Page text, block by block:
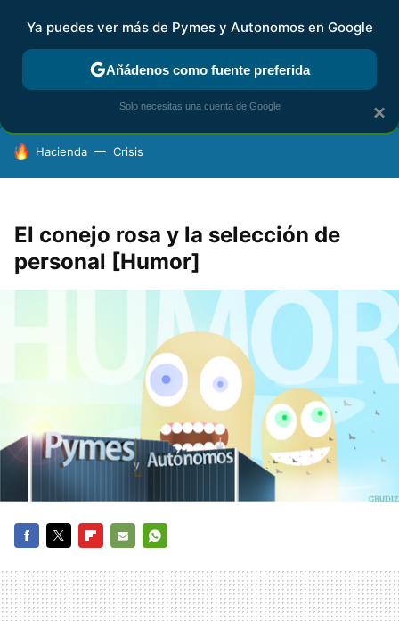
FISCALIDAD Y CONTABILIDAD KIT DIGITAL RENTA
HOY SE HABLA DE
Hacienda Crisis
El conejo rosa y la selección de
personal [Humor]
MAIL
×
Ya puedes ver más de Pymes y Autonomos en Google
Añádenos como fuente preferida
Solo necesitas una cuenta de Google